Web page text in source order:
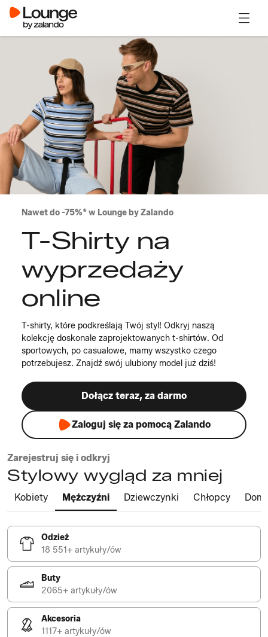
Nawet do -75%* w Lounge by Zalando
T-Shirty na
wyprzedaży
online
T-shirty, które podkreślają Twój styl! Odkryj naszą
kolekcję doskonale zaprojektowanych t-shirtów. Od
sportowych, po casualowe, mamy wszystko czego
potrzebujesz. Znajdź swój ulubiony model już dziś!
Dołącz teraz, za darmo
Zaloguj się za pomocą Zalando
Zarejestruj się i odkryj
Stylowy wygląd za mniej
Kobiety Mężczyźni Dziewczynki Chłopcy Dom
Odzież
18 551+ artykuły/ów
Buty
2065+ artykuły/ów
Akcesoria
1117+ artykuły/ów